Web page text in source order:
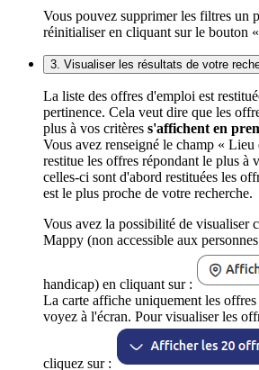
Vous pouvez supprimer les filtres un
réinitialiser en cliquant sur le bouton
3. Visualiser les résultats de votre
La liste des offres d'emploi est
pertinence. Cela veut dire que les
plus à vos critères s'affichent en
Vous avez renseigné le champ «
restitue les offres répondant le plus à
celles-ci sont d'abord restituées les
est le plus proche de votre recherche.
Vous avez la possibilité de visualiser
Mappy (non accessible aux
handicap) en cliquant sur :
La carte affiche uniquement les
voyez à l'écran. Pour visualiser les
cliquez sur :